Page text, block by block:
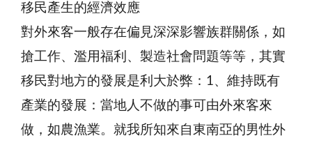
移民產生的經濟效應
對外來客一般存在偏見深深影響族群關係，如
搶工作、濫用福利、製造社會問題等等，其實
移民對地方的發展是利大於弊：1、維持既有
產業的發展：當地人不做的事可由外來客來
做，如農漁業。就我所知來自東南亞的男性外